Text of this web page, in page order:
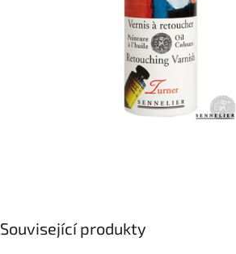
Související produkty